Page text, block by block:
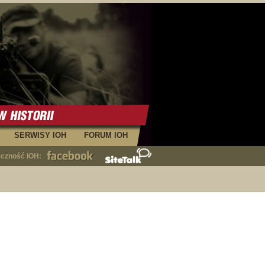
FORUM IOH
SERWISY IOH
IOH: